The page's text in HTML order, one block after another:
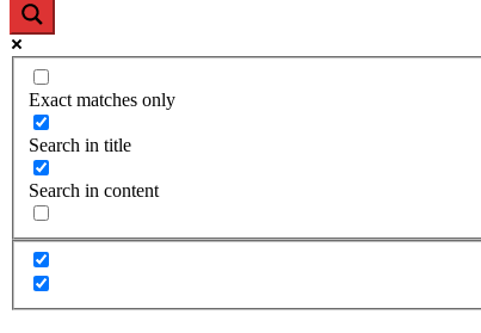
Exact matches only
Search in title
Search in content